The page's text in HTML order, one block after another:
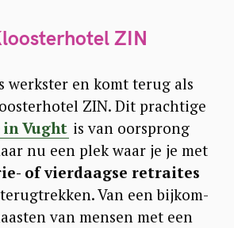
ZIN
werkster en komt terug als
ZIN. Dit prachtige
Vught is van oorsprong
nu een plek waar je je met
of vierdaagse retraites
Van een bijkom-
van mensen met een